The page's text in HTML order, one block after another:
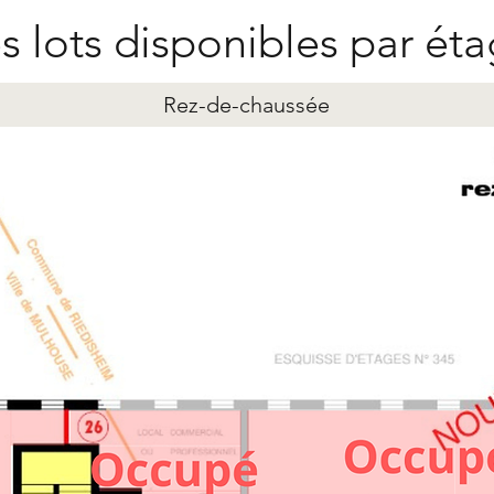
lots disponibles par
Rez-de-chaussée